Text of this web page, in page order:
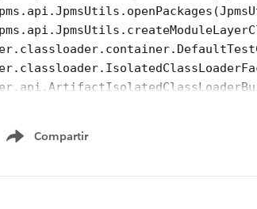
Compartir
Show menu